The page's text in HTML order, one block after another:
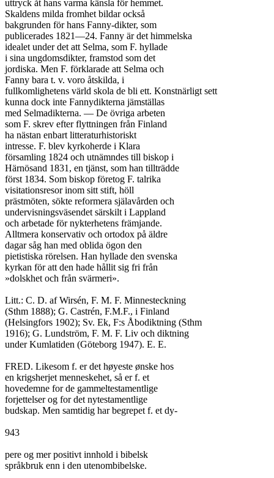
uttryck åt hans varma känsla för hemmet.
Skaldens milda fromhet bildar också
bakgrunden för hans Fanny-dikter, som
publicerades 1821—24. Fanny är det himmelska
idealet under det att Selma, som F. hyllade
i sina ungdomsdikter, framstod som det
jordiska. Men F. förklarade att Selma och
Fanny bara t. v. voro åtskilda, i
fullkomlighetens värld skola de bli ett. Konstnärligt sett
kunna dock inte Fannydikterna jämställas
med Selmadikterna. — De övriga arbeten
som F. skrev efter flyttningen från Finland
ha nästan enbart litteraturhistoriskt
intresse. F. blev kyrkoherde i Klara
församling 1824 och utnämndes till biskop i
Härnösand 1831, en tjänst, som han tillträdde
först 1834. Som biskop företog F. talrika
visitationsresor inom sitt stift, höll
prästmöten, sökte reformera själavården och
undervisningsväsendet särskilt i Lappland
och arbetade för nykterhetens främjande.
Alltmera konservativ och ortodox på äldre
dagar såg han med oblida ögon den
pietistiska rörelsen. Han hyllade den svenska
kyrkan för att den hade hållit sig fri från
»dolskhet och från svärmeri».
Litt.: C. D. af Wirsén, F. M. F. Minnesteckning
(Sthm 1888); G. Castrén, F.M.F., i Finland
(Helsingfors 1902); Sv. Ek, F:s Åbodiktning (Sthm
1916); G. Lundström, F. M. F. Liv och diktning
under Kumlatiden (Göteborg 1947). E. E.
FRED. Likesom f. er det høyeste ønske hos
en krigsherjet menneskehet, så er f. et
hovedemne for de gammeltestamentlige
forjettelser og for det nytestamentlige
budskap. Men samtidig har begrepet f. et dy-
943
pere og mer positivt innhold i bibelsk
språkbruk enn i den utenombibelske.